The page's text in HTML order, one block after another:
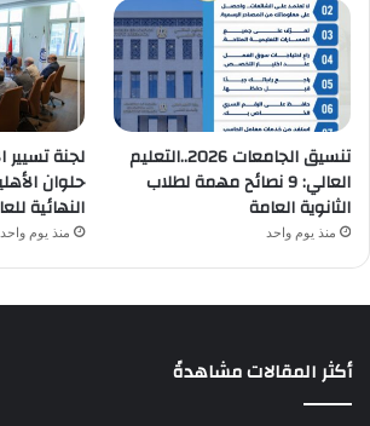
تنسيق الجامعات 2026..التعليم
العالي: 9 نصائح مهمة لطلاب
الثانوية العامة
منذ يوم واحد
لجنة تسيير
حلوان
النهائية
منذ يوم واحد
أكثر المقالات مشاهدةً